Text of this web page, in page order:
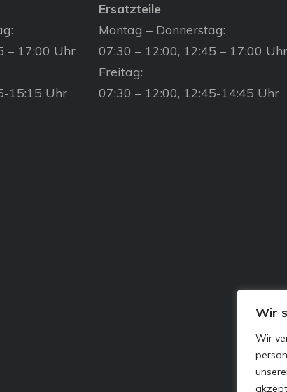
Wir
Wir
– 17:00 Uhr
15:15 Uhr
Ersatzteile
Montag – Donnerstag:
07:30 – 12:00, 12:45 – 17:00 Uhr
Freitag:
07:30 – 12:00, 12:45-14:45 Uhr